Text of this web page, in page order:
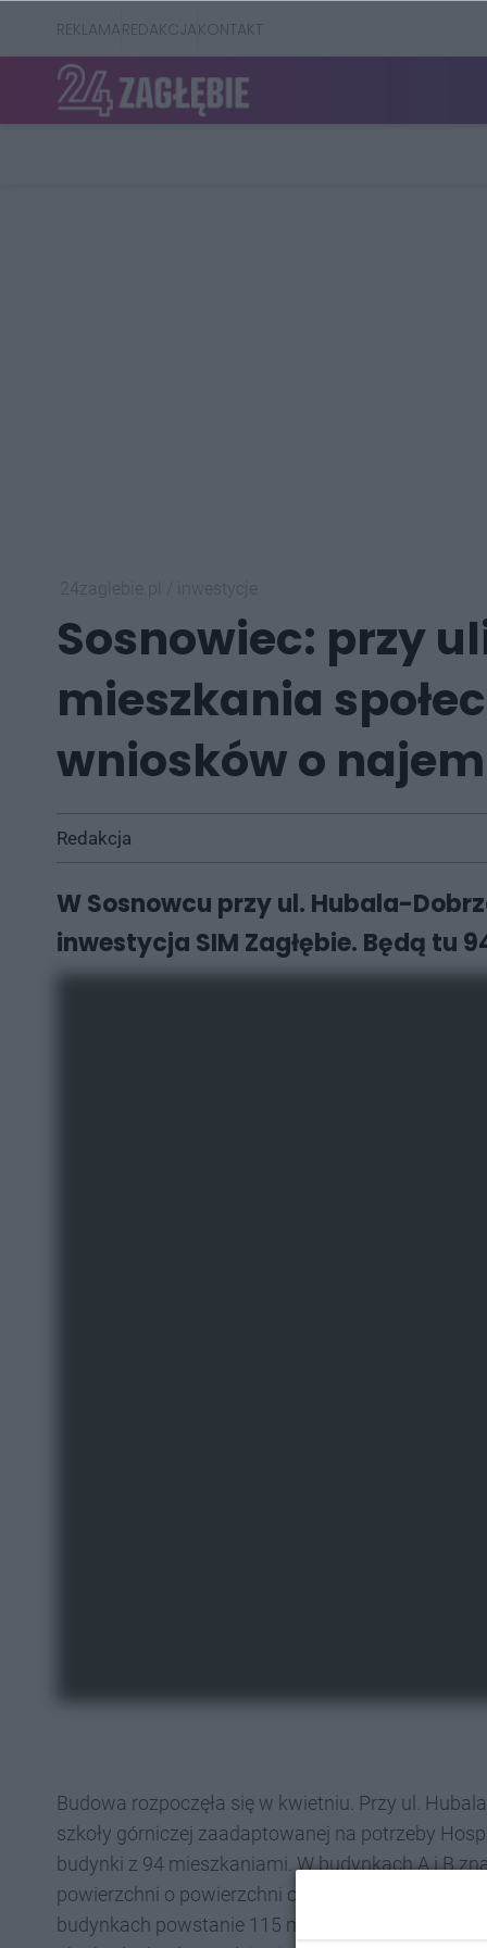
REKLAMAREDAKCJAKONTAKT
Sosnowiec: przy
mieszkania
wniosków o najem
Redakcja
W Sosnowcu przy ul. Hubala-
inwestycja SIM Zagłębie. Będą tu
Budowa rozpoczęła się w kwietniu. Przy ul.
szkoły górniczej zaadaptowanej na potrzeby
budynki z 94 mieszkaniami. W budynkach A i B
powierzchni o powierzchni od 43 do 85 metrów
budynkach powstanie 115 miejsc parkingowych.